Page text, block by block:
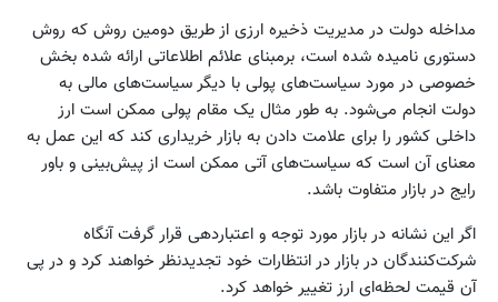
مداخله دولت در مدیریت ذخیره ارزی از طریق دومین روش که روش
دستوری نامیده شده است، برمبنای علائم اطلاعاتی ارائه شده بخش
خصوصی در مورد سیاست‌های پولی با دیگر سیاست‌های مالی به
دولت انجام می‌شود. به طور مثال یک مقام پولی ممکن است ارز
داخلی کشور را برای علامت دادن به بازار خریداری کند که این عمل به
معنای آن است که سیاست‌های آتی ممکن است از پیش‌بینی و باور
رایج در بازار متفاوت باشد.
اگر این نشانه در بازار مورد توجه و اعتباردهی قرار گرفت آنگاه
شرکت‌کنندگان در بازار در انتظارات خود تجدیدنظر خواهند کرد و در پی
آن قیمت لحظه‌ای ارز تغییر خواهد کرد.